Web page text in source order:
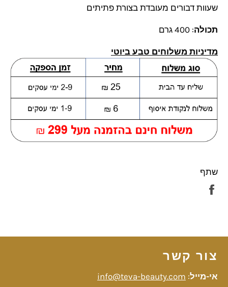
שעוות דבורים מעובדת בצורת פתיתים
תכולה: 400 גרם
מדיניות משלוחים טבע ביוטי
שתף
צור קשר
אי-מייל:
info@teva-beauty.com